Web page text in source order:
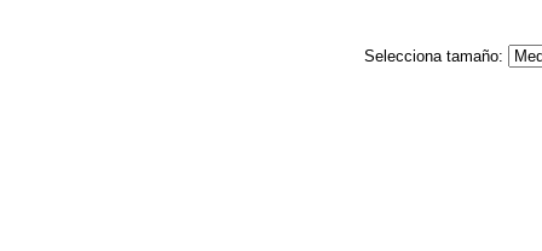
Selecciona tamaño: